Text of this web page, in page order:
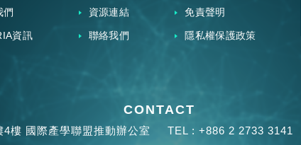
們
資訊
資源連結
聯絡我們
免責聲明
隱私權保護政策
CONTACT
樓 國際產學聯盟推動辦公室 TEL : +886 2 2733 3141